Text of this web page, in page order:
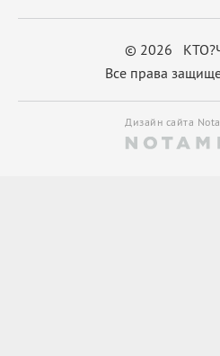
© 2026
Все права
Дизайн сайта